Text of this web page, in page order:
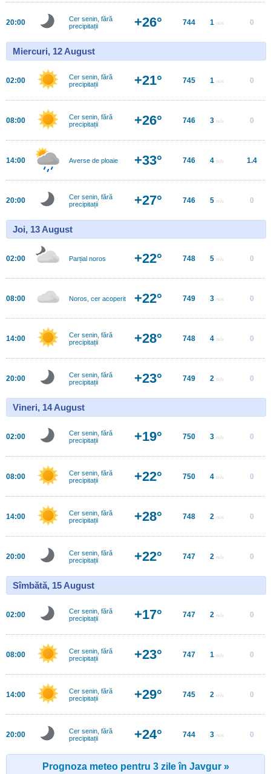
20:00
Cer senin, fără
precipitații
+26° 744 1 m/s 0
Miercuri, 12 August
02:00
Cer senin, fără
precipitații
+21° 745 1 m/s 0
08:00
Cer senin, fără
precipitații
+26° 746 3 m/s 0
14:00 Averse de ploaie +33° 746 4 m/s 1.4
20:00
Cer senin, fără
precipitații
+27° 746 5 m/s 0
Joi, 13 August
02:00 Parțial noros +22° 748 5 m/s 0
08:00 Noros, cer acoperit +22° 749 3 m/s 0
14:00
Cer senin, fără
precipitații
+28° 748 4 m/s 0
20:00
Cer senin, fără
precipitații
+23° 749 2 m/s 0
Vineri, 14 August
02:00
Cer senin, fără
precipitații
+19° 750 3 m/s 0
08:00
Cer senin, fără
precipitații
+22° 750 4 m/s 0
14:00
Cer senin, fără
precipitații
+28° 748 2 m/s 0
20:00
Cer senin, fără
precipitații
+22° 747 2 m/s 0
Sîmbătă, 15 August
02:00
Cer senin, fără
precipitații
+17° 747 2 m/s 0
08:00
Cer senin, fără
precipitații
+23° 747 1 m/s 0
14:00
Cer senin, fără
precipitații
+29° 745 2 m/s 0
20:00
Cer senin, fără
precipitații
+24° 744 3 m/s 0
Prognoza meteo pentru 3 zile în Javgur »